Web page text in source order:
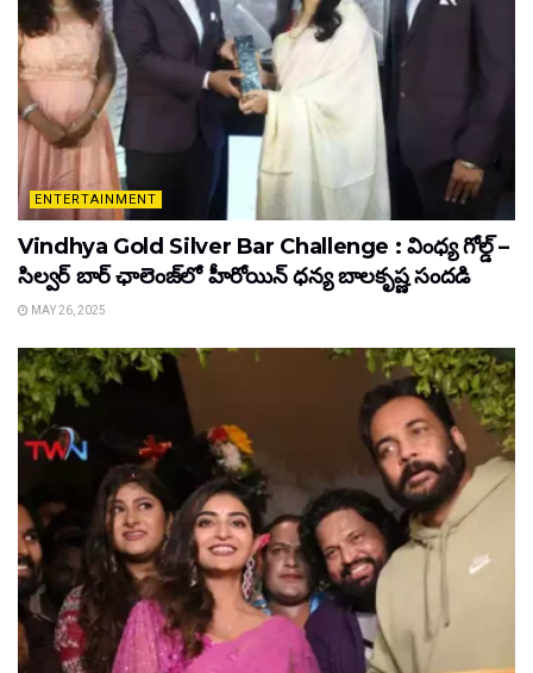
ENTERTAINMENT
Vindhya Gold Silver Bar Challenge : వింధ్య గోల్డ్ –
సిల్వర్ బార్ ఛాలెంజ్‌లో హీరోయిన్ ధ‌న్య బాల‌కృష్ణ‌ సందడి
MAY 26, 2025